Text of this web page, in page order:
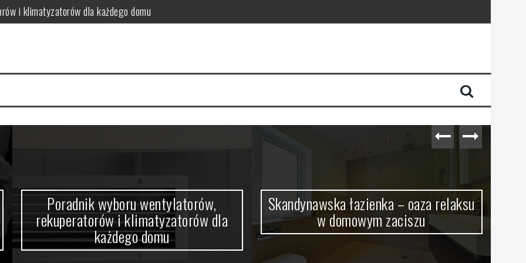
i klimatyzatorów dla każdego domu
wnętrza
funkcjonalność i estetykę?
prysznicowej?
rozwiązanie do niewielkiej przestrzeni
dla
Skandynawska łazienka – oaza relaksu
w domowym zaciszu
Stylowe i funkcjonalne, czyli jak
urządza się nowoczesne wnętrza